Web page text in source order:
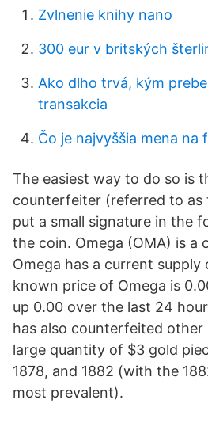
Zvlnenie knihy nano
300 eur v britských
Ako dlho trvá, kým
transakcia
Čo je najvyššia mena na
The easiest way to do so is
counterfeiter (referred to as
put a small signature in the
the coin. Omega (OMA) is a
Omega has a current supply
known price of Omega is
up 0.00 over the last 24
has also counterfeited other
large quantity of $3 gold
1878, and 1882 (with the
most prevalent).